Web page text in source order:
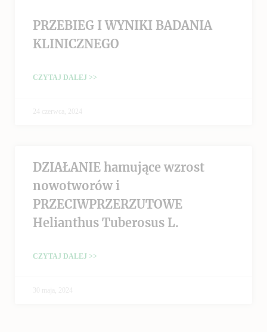
PRZEBIEG I WYNIKI BADANIA
KLINICZNEGO
CZYTAJ DALEJ >>
24 czerwca, 2024
DZIAŁANIE hamujące wzrost
nowotworów i
PRZECIWPRZERZUTOWE
Helianthus Tuberosus L.
CZYTAJ DALEJ >>
30 maja, 2024